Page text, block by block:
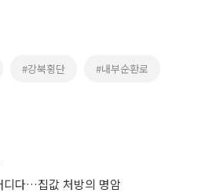
#강북횡단 #내부순환로
디다…집값 처방의 명암